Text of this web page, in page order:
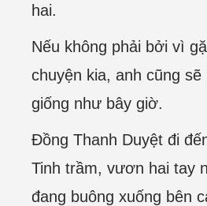
hai.
Nếu không phải bởi vì
chuyện kia, anh cũng sẽ
giống như bây giờ.
Đồng Thanh Duyệt đi
Tinh trầm, vươn hai tay
đang buông xuống bên